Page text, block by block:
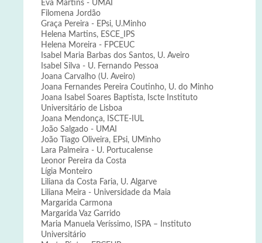
Eva Martins - UMAI
Filomena Jordão
Graça Pereira - EPsi, U.Minho
Helena Martins, ESCE_IPS
Helena Moreira - FPCEUC
Isabel Maria Barbas dos Santos, U. Aveiro
Isabel Silva - U. Fernando Pessoa
Joana Carvalho (U. Aveiro)
Joana Fernandes Pereira Coutinho, U. do Minho
Joana Isabel Soares Baptista, Iscte Instituto
Universitário de Lisboa
Joana Mendonça, ISCTE-IUL
João Salgado - UMAI
João Tiago Oliveira, EPsi, UMinho
Lara Palmeira - U. Portucalense
Leonor Pereira da Costa
Lígia Monteiro
Liliana da Costa Faria, U. Algarve
Liliana Meira - Universidade da Maia
Margarida Carmona
Margarida Vaz Garrido
Maria Manuela Veríssimo, ISPA – Instituto
Universitário